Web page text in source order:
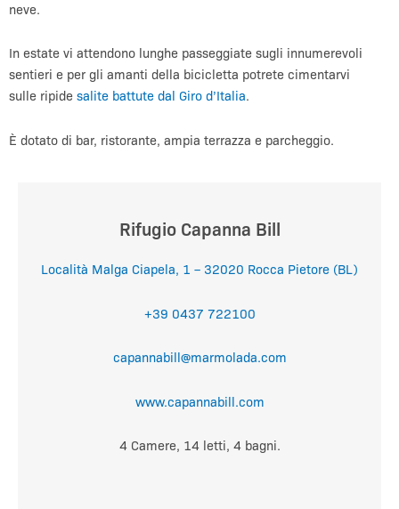
neve.
In estate vi attendono lunghe passeggiate sugli innumerevoli
sentieri e per gli amanti della bicicletta potrete cimentarvi
sulle ripide salite battute dal Giro d’Italia.
È dotato di bar, ristorante, ampia terrazza e parcheggio.
Rifugio Capanna Bill
Località Malga Ciapela, 1 – 32020 Rocca Pietore (BL)
+39 0437 722100
capannabill@marmolada.com
www.capannabill.com
4 Camere, 14 letti, 4 bagni.